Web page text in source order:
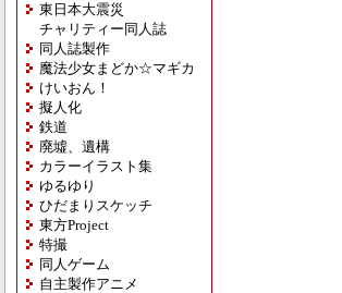
東日本大震災
チャリティー同人誌
同人誌製作
魔法少女まどか☆マギカ
けいおん！
擬人化
鉄道
廃墟、遺構
カラーイラスト集
ゆるゆり
ひだまりスケッチ
東方Project
特撮
同人ゲーム
自主製作アニメ